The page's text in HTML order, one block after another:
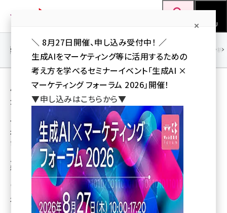
ン
MENU
seo (3536)
ai (2818)
youtube (2444)
note (2320)
セミナー (2313)
z世代 (1629)
SEO アクセス解析／データ分析
用語「バス」 が使われている記事の一覧
全 3 記事中 1 ～ 3 を表示中
マイクロアド、デジタルサイネージを活用した
地域活性化の広告ソリューションサービス開
発
バス車内と停留所にデジタルサイネージパネル設置、地域の商店と地元に密
着したバスを連携
山川 健（Web担 編集部）
2014年1月23日 17:34
＼ 8月27日開催、申し込み受付中！ ／
生成AIをマーケティング等に活用するための
考え方を学べるセミナーイベント「生成AI ×
マーケティング フォーラム 2026」開催！
▼申し込みはこちらから▼